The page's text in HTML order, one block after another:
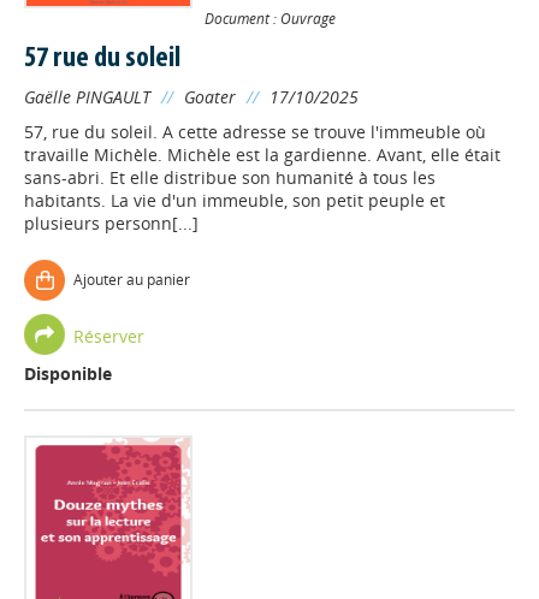
Document : Ouvrage
57 rue du soleil
Gaëlle PINGAULT // Goater // 17/10/2025
57, rue du soleil. A cette adresse se trouve l'immeuble où
travaille Michèle. Michèle est la gardienne. Avant, elle était
sans-abri. Et elle distribue son humanité à tous les
habitants. La vie d'un immeuble, son petit peuple et
plusieurs personn[...]
Ajouter au panier
Réserver
Disponible